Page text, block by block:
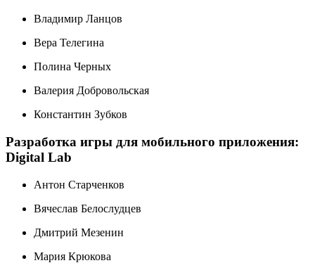
Владимир Ланцов
Вера Телегина
Полина Черных
Валерия Добровольская
Константин Зубков
Разработка игры для мобильного приложения:
Digital Lab
Антон Старченков
Вячеслав Белослудцев
Дмитрий Мезенин
Мария Крюкова